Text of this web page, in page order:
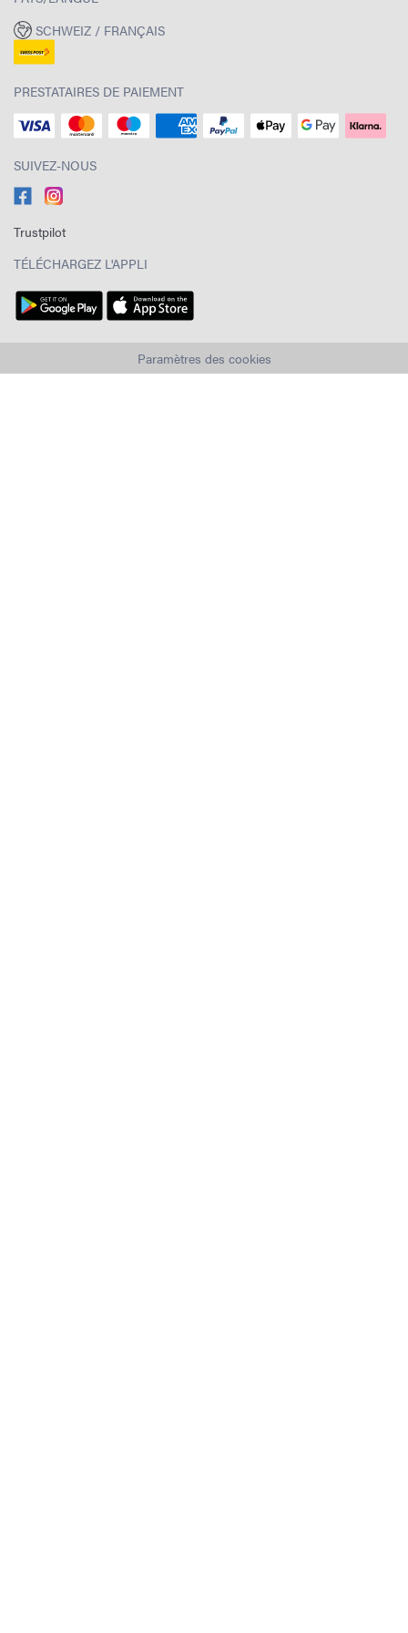
SCHWEIZ / FRANÇAIS
PRESTATAIRES DE PAIEMENT
SUIVEZ-NOUS
Trustpilot
TÉLÉCHARGEZ L'APPLI
Paramètres des cookies